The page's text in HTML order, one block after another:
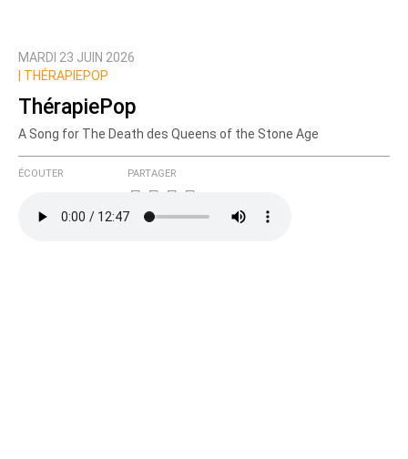
MARDI 23 JUIN 2026
THÉRAPIEPOP
ThérapiePop
A Song for The Death des Queens of the Stone Age
ÉCOUTER PARTAGER